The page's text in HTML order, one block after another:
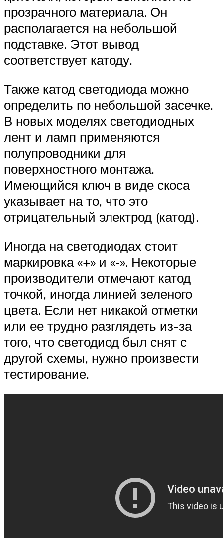
прозрачного материала. Он
располагается на небольшой
подставке. Этот вывод
соответствует катоду.
Также катод светодиода можно
определить по небольшой засечке.
В новых моделях светодиодных
лент и ламп применяются
полупроводники для
поверхностного монтажа.
Имеющийся ключ в виде скоса
указывает на то, что это
отрицательный электрод (катод).
Иногда на светодиодах стоит
маркировка «+» и «-». Некоторые
производители отмечают катод
точкой, иногда линией зеленого
цвета. Если нет никакой отметки
или ее трудно разглядеть из-за
того, что светодиод был снят с
другой схемы, нужно произвести
тестирование.